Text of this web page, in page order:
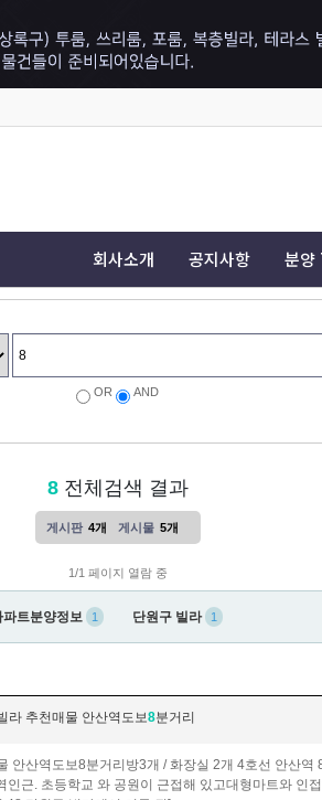
회사소개 공지사항 분양
OR AND
8전체검색 결과
게시판 4개 게시물 5개
1/1 페이지 열람 중
파트분양정보 1 단원구 빌라 1
라 추천매물 안산역도보8분거리
안산역도보8분거리방3개 / 화장실 2개 4호선 안산역
근. 초등학교 와 공원이 근접해 있고대형마트와 인